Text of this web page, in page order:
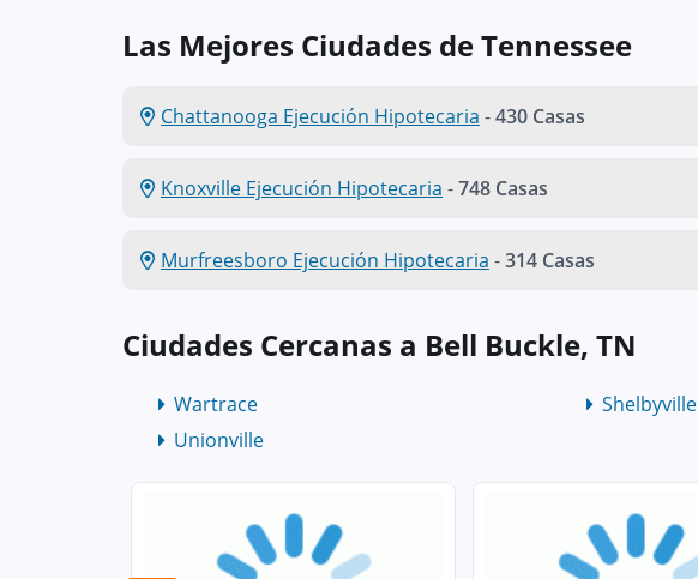
Las Mejores Ciudades de Tennessee
Chattanooga Ejecución Hipotecaria -430 Casas
Knoxville Ejecución Hipotecaria -748 Casas
Murfreesboro Ejecución Hipotecaria -314 Casas
Ciudades Cercanas a Bell Buckle, TN
Wartrace Shelbyville
Unionville